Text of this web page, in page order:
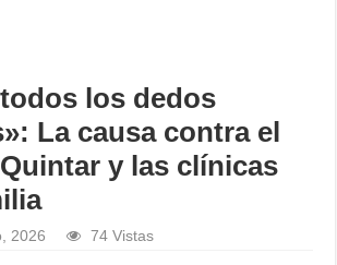
los dedos
La causa contra el
y las clínicas
2026 74 Vistas